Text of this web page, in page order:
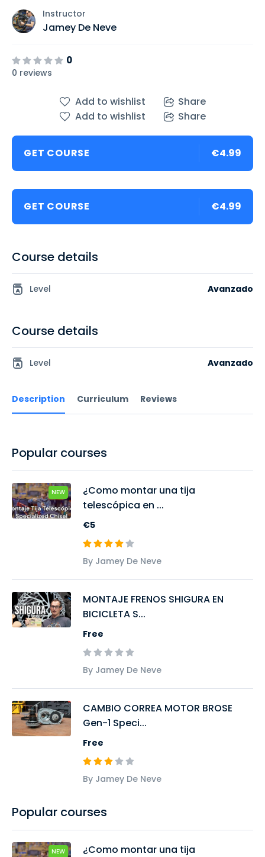
Instructor
Jamey De Neve
0
0 reviews
Description Curriculum Reviews
Add to wishlist Share
GET COURSE €4.99
Course details
Level Avanzado
Popular courses
NEW
¿Como montar una tija
telescópica en ...
€5
By Jamey De Neve
MONTAJE FRENOS SHIGURA EN
BICICLETA S...
Free
By Jamey De Neve
CAMBIO CORREA MOTOR BROSE
Gen-1 Speci...
Free
By Jamey De Neve
Add to wishlist Share
GET COURSE €4.99
Course details
Level Avanzado
Popular courses
NEW
¿Como montar una tija